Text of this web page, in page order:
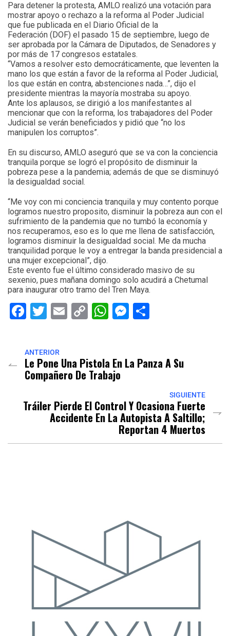
Para detener la protesta, AMLO realizó una votación para
mostrar apoyo o rechazo a la reforma al Poder Judicial
que fue publicada en el Diario Oficial de la
Federación (DOF) el pasado 15 de septiembre, luego de
ser aprobada por la Cámara de Diputados, de Senadores y
por más de 17 congresos estatales.
“Vamos a resolver esto democráticamente, que leventen la
mano los que están a favor de la reforma al Poder Judicial,
los que están en contra, abstenciones nada…”, dijo el
presidente mientras la mayoría mostraba su apoyo.
Ante los aplausos, se dirigió a los manifestantes al
mencionar que con la reforma, los trabajadores del Poder
Judicial se verán beneficiados y pidió que “no los
manipulen los corruptos”.
En su discurso, AMLO aseguró que se va con la conciencia
tranquila porque se logró el propósito de disminuir la
pobreza pese a la pandemia; además de que se disminuyó
la desigualdad social.
“Me voy con mi conciencia tranquila y muy contento porque
logramos nuestro proposito, disminuir la pobreza aun con el
sufrimiento de la pandemia que no tumbó la economía y
nos recuperamos, eso es lo que me llena de satisfacción,
logramos disminuir la desigualdad social. Me da mucha
tranquilidad porque le voy a entregar la banda presidencial a
una mujer excepcional”, dijo.
Este evento fue el último considerado masivo de su
sexenio, pues mañana domingo solo acudirá a Chetumal
para inaugurar otro tramo del Tren Maya.
Facebook
Twitter
EmailCopyWhatsApp
Messenger
ANTERIOR
Le Pone Una Pistola En La Panza A Su
Compañero De Trabajo
SIGUIENTE
Tráiler Pierde El Control Y Ocasiona Fuerte
Accidente En La Autopista A Saltillo;
Reportan 4 Muertos